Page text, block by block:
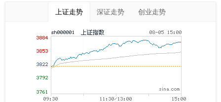
上证走势 深证走势 创业走势